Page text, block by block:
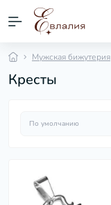
Мужская бижутерия
Кресты